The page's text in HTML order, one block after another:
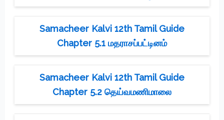
Samacheer Kalvi 12th Tamil Guide
Chapter 5.1 மதராசப்பட்டினம்
Samacheer Kalvi 12th Tamil Guide
Chapter 5.2 தெய்வமணிமாலை